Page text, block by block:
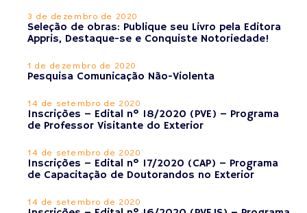
3 de dezembro de 2020
Seleção de obras: Publique seu Livro pela Editora
Appris, Destaque-se e Conquiste Notoriedade!
1 de dezembro de 2020
Pesquisa Comunicação Não-Violenta
14 de setembro de 2020
Inscrições – Edital nº 18/2020 (PVE) – Programa
de Professor Visitante do Exterior
14 de setembro de 2020
Inscrições – Edital nº 17/2020 (CAP) – Programa
de Capacitação de Doutorandos no Exterior
14 de setembro de 2020